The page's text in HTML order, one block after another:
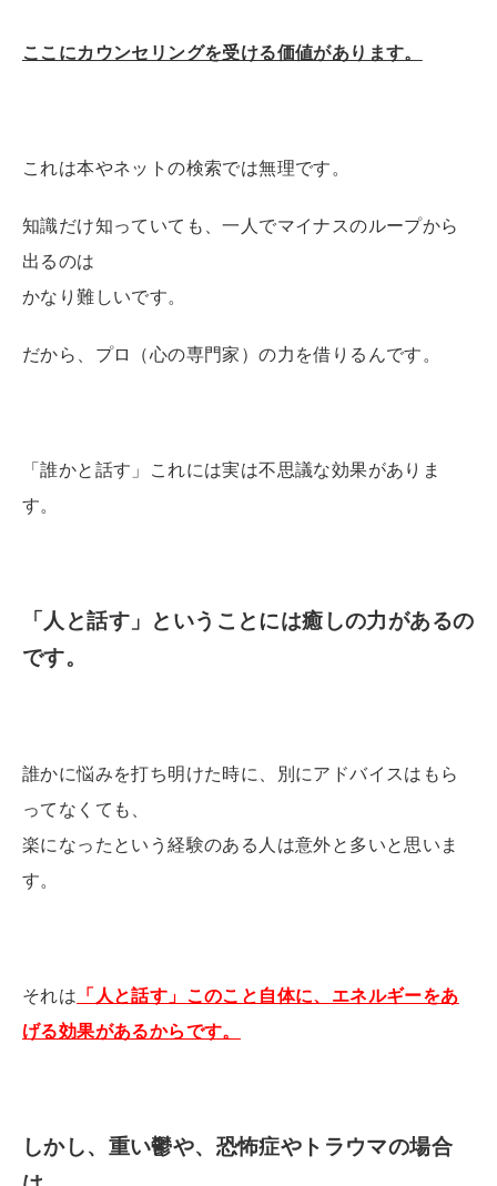
ここにカウンセリングを受ける価値があります。
これは本やネットの検索では無理です。
知識だけ知っていても、一人でマイナスのループから
出るのは
かなり難しいです。
だから、プロ（心の専門家）の力を借りるんです。
「誰かと話す」これには実は不思議な効果がありま
す。
「人と話す」ということには癒しの力があるの
です。
誰かに悩みを打ち明けた時に、別にアドバイスはもら
ってなくても、
楽になったという経験のある人は意外と多いと思いま
す。
それは 「 人と話す」このこと自体に、エネルギーをあ
げる効果があるからです。
しかし、重い鬱や、恐怖症やトラウマの場合